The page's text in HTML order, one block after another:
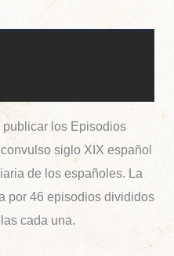
los Episodios
siglo XIX español
de los españoles. La
por 46 episodios divididos
cada una.